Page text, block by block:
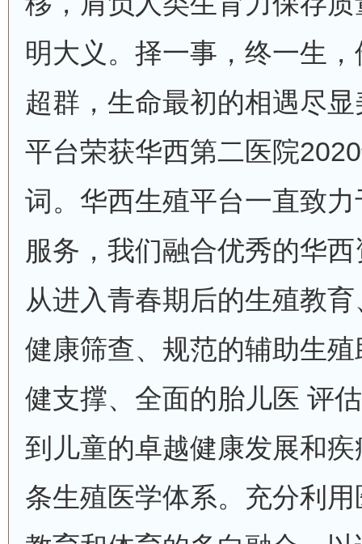
明大义。择一事，终一生
超群，生命最初的相遇尽
平台荣获华西第二医院
词。华西生殖平台一直致
服务，我们融合优秀的华
从进入青春期后的生殖教
健康筛查、规范的辅助生
健支撑、全面的胎儿医 评
到儿童的卓越健康发展和
条生殖医学体系。充分利